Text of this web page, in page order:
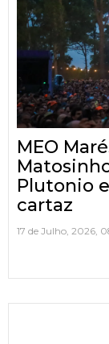
MEO
Plutonio
cartaz
17 de Julho, 2026,